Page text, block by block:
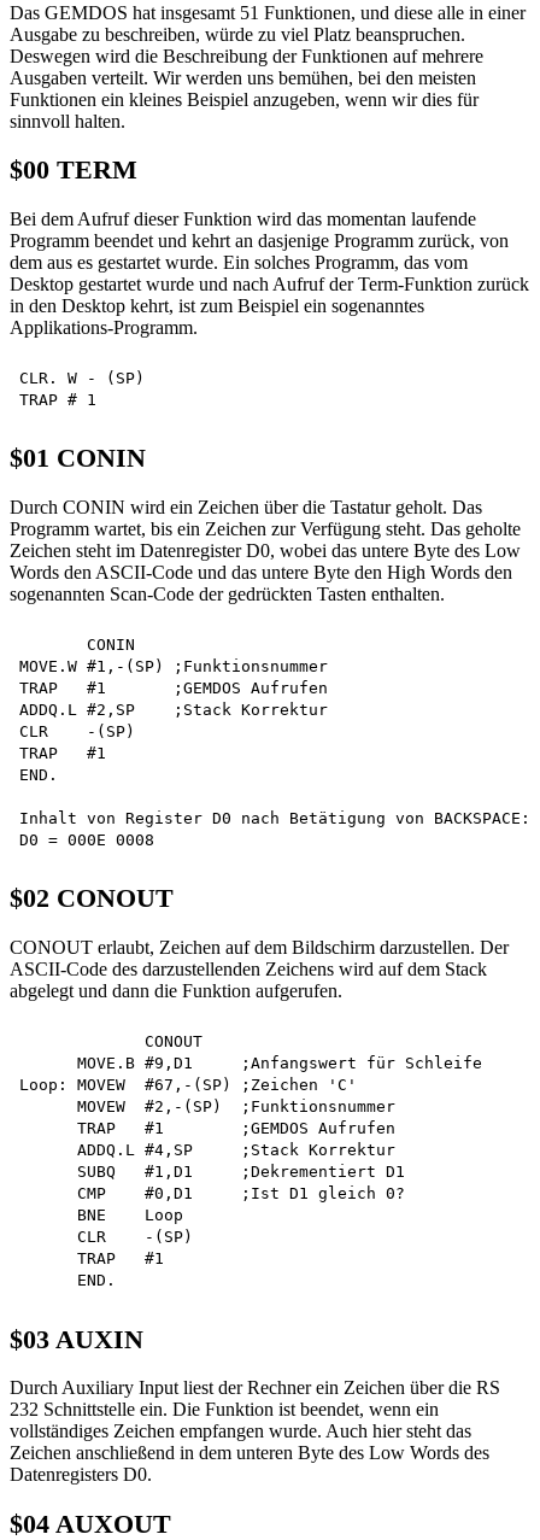
Das GEMDOS hat insgesamt 51 Funktionen, und diese alle in einer
Ausgabe zu beschreiben, würde zu viel Platz beanspruchen.
Deswegen wird die Beschreibung der Funktionen auf mehrere
Ausgaben verteilt. Wir werden uns bemühen, bei den meisten
Funktionen ein kleines Beispiel anzugeben, wenn wir dies für
sinnvoll halten.
$00 TERM
Bei dem Aufruf dieser Funktion wird das momentan laufende
Programm beendet und kehrt an dasjenige Programm zurück, von
dem aus es gestartet wurde. Ein solches Programm, das vom
Desktop gestartet wurde und nach Aufruf der Term-Funktion zurück
in den Desktop kehrt, ist zum Beispiel ein sogenanntes
Applikations-Programm.
CLR. W - (SP)
$01 CONIN
Durch CONIN wird ein Zeichen über die Tastatur geholt. Das
Programm wartet, bis ein Zeichen zur Verfügung steht. Das geholte
Zeichen steht im Datenregister D0, wobei das untere Byte des Low
Words den ASCII-Code und das untere Byte den High Words den
sogenannten Scan-Code der gedrückten Tasten enthalten.
       CONIN
MOVE.W #1,-(SP) ;Funktionsnummer
TRAP   #1       ;GEMDOS Aufrufen
ADDQ.L #2,SP    ;Stack Korrektur
CLR    -(SP)
TRAP   #1
END.
Inhalt von Register D0 nach Betätigung von BACKSPACE:
$02 CONOUT
CONOUT erlaubt, Zeichen auf dem Bildschirm darzustellen. Der
ASCII-Code des darzustellenden Zeichens wird auf dem Stack
abgelegt und dann die Funktion aufgerufen.
             CONOUT
      MOVE.B #9,D1     ;Anfangswert für Schleife
Loop: MOVEW  #67,-(SP) ;Zeichen 'C'
      MOVEW  #2,-(SP)  ;Funktionsnummer
      TRAP   #1        ;GEMDOS Aufrufen
      ADDQ.L #4,SP     ;Stack Korrektur
      SUBQ   #1,D1     ;Dekrementiert D1
      CMP    #0,D1     ;Ist D1 gleich 0?
      BNE    Loop
      CLR    -(SP)
      TRAP   #1
$03 AUXIN
Durch Auxiliary Input liest der Rechner ein Zeichen über die RS
232 Schnittstelle ein. Die Funktion ist beendet, wenn ein
vollständiges Zeichen empfangen wurde. Auch hier steht das
Zeichen anschließend in dem unteren Byte des Low Words des
Datenregisters D0.
$04 AUXOUT